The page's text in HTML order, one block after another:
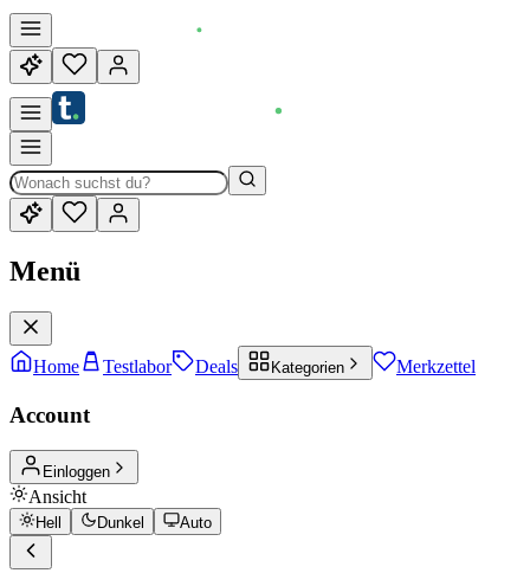
Menü
Home Testlabor Deals Kategorien Merkzettel
Account
Einloggen
Ansicht
Hell Dunkel Auto